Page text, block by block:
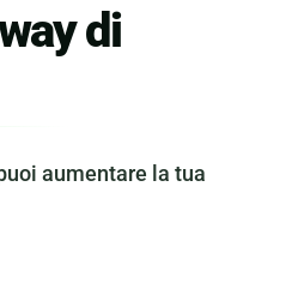
di
aumentare la tua